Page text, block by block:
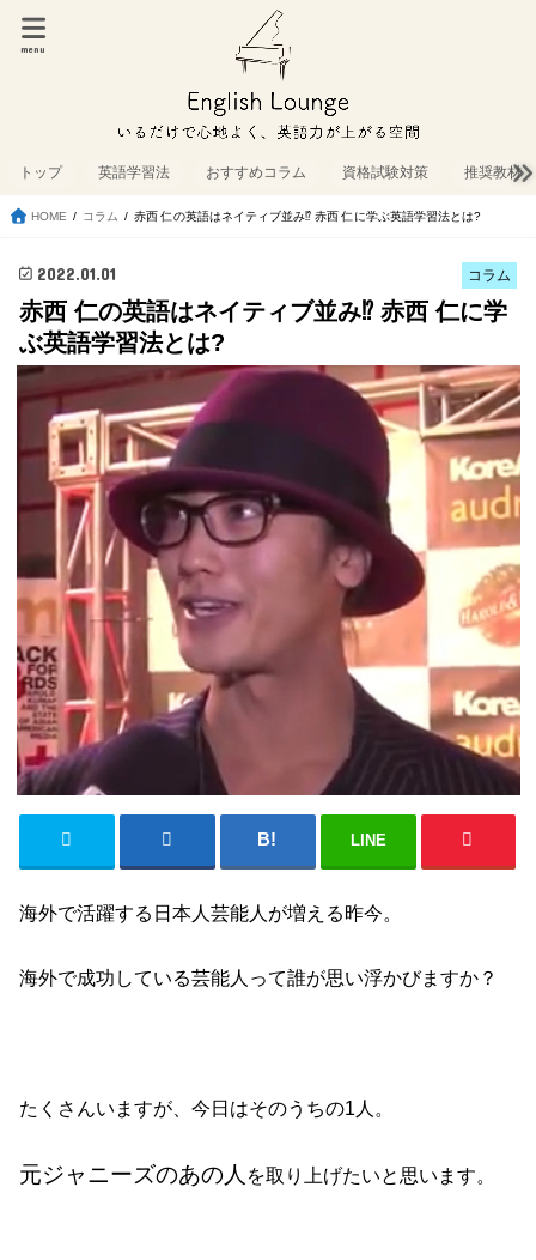
menu
トップ 英語学習法 おすすめコラム 資格試験対策 推奨教材
HOME コラム 赤西 仁の英語はネイティブ並み⁉︎ 赤西 仁に学ぶ英語学習法とは?
コラム
2022.01.01
赤西 仁の英語はネイティブ並み⁉︎ 赤西 仁に学
ぶ英語学習法とは?
LINE
海外で活躍する日本人芸能人が増える昨今。
海外で成功している芸能人って誰が思い浮かびますか？
たくさんいますが、今日はそのうちの1人。
元ジャニーズのあの人 を取り上げたいと思います。